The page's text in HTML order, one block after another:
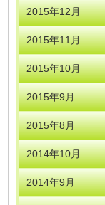
2015年12月
2015年11月
2015年10月
2015年9月
2015年8月
2014年10月
2014年9月